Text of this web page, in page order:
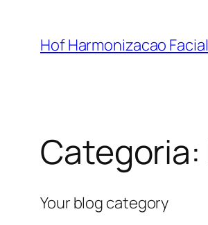
Hof Harmonizacao Facial
Categoria:
Your blog category